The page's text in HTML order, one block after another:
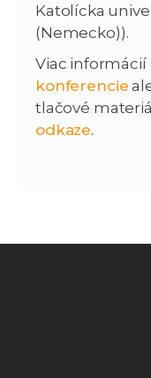
Katolícka
(Nemecko)).
Viac informácií
konferencie
tlačové
odkaze.